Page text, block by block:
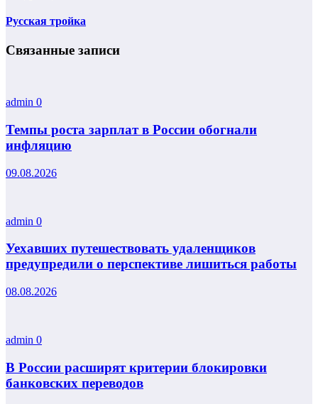
Русская тройка
Связанные записи
admin 0
Темпы роста зарплат в России обогнали
инфляцию
09.08.2026
admin 0
Уехавших путешествовать удаленщиков
предупредили о перспективе лишиться работы
08.08.2026
admin 0
В России расширят критерии блокировки
банковских переводов